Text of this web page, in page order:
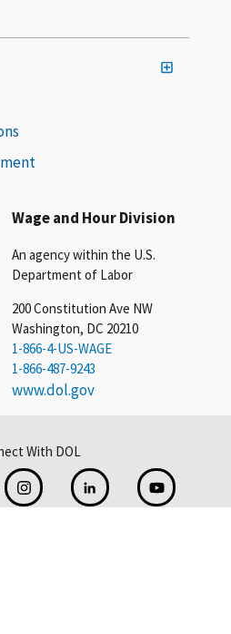
Wage and Hour Division
An agency within the U.S.
Department of Labor
200 Constitution Ave NW
Washington, DC 20210
1-866-4-US-WAGE
1-866-487-9243
www.dol.gov
With DOL